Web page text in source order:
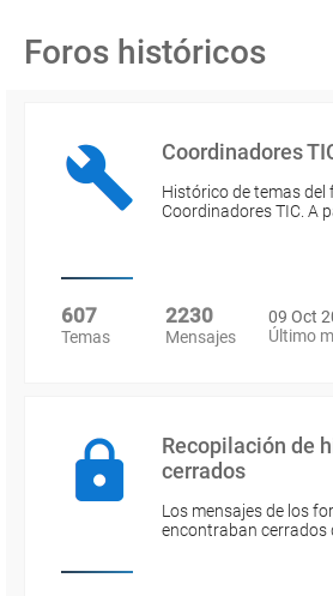
Foros históricos
Coordinadores
Histórico de temas del
Coordinadores TIC. A
607
Temas
2230
Mensajes
09 Oct
Último
Recopilación de
cerrados
Los mensajes de los
encontraban cerrados